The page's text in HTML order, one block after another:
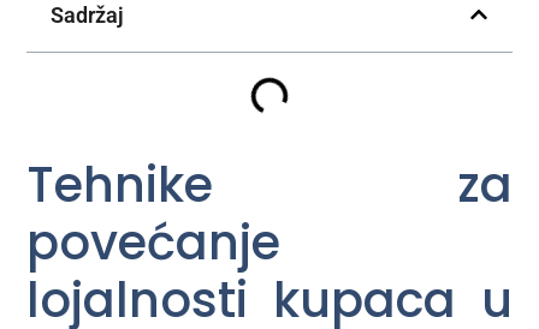
Sadržaj
Tehnike za
povećanje
lojalnosti kupaca u